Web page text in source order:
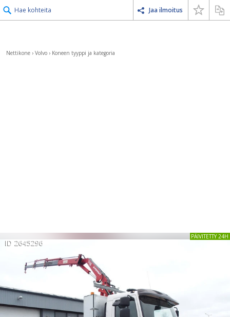
Hae kohteita Jaa ilmoitus
Nettikone › Volvo › Koneen tyyppi ja kategoria
PÄIVITETTY 24H
ID 2645296